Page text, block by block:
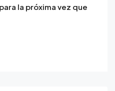
la próxima vez que